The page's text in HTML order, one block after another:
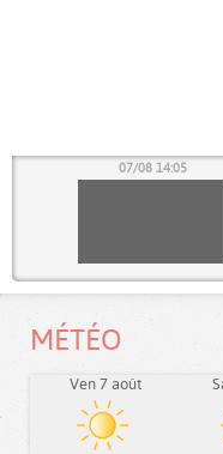
07/08 14:05
MÉTÉO
Ven 7 août